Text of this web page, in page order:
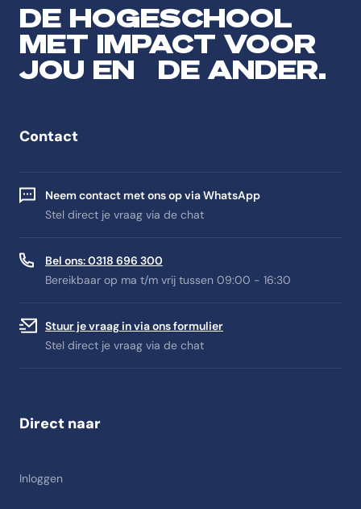
DE HOGESCHOOL
MET IMPACT VOOR
JOU EN DE ANDER.
Contact
Neem contact met ons op via WhatsApp
Stel direct je vraag via de chat
Bel ons: 0318 696 300
Bereikbaar op ma t/m vrij tussen 09:00 - 16:30
Stuur je vraag in via ons formulier
Stel direct je vraag via de chat
Direct naar
Inloggen